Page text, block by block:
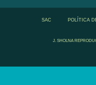
SAC POLÍTICA
J. SHOLNA